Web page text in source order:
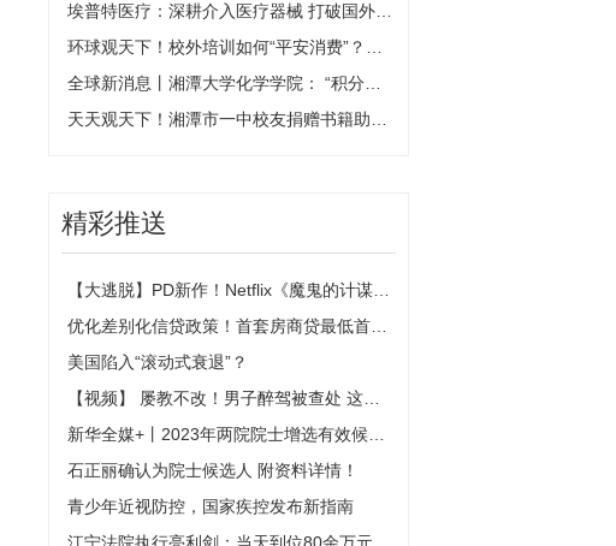
精彩推送
美国陷入“滚动式衰退”？
石正丽确认为院士候选人 附资料详情！
青少年近视防控，国家疾控发布新指南